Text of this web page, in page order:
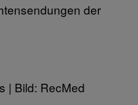
der
| Bild: RecMed